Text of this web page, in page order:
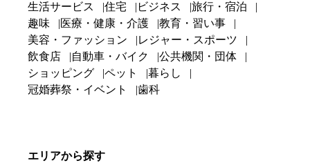
生活サービス 住宅 ビジネス
旅行・宿泊
趣味
医療・健康・介護
教育・習い事
美容・ファッション
レジャー・スポーツ
飲食店
自動車・バイク
公共機関・団体
ショッピング
ペット
暮らし
冠婚葬祭・イベント
歯科
エリアから探す